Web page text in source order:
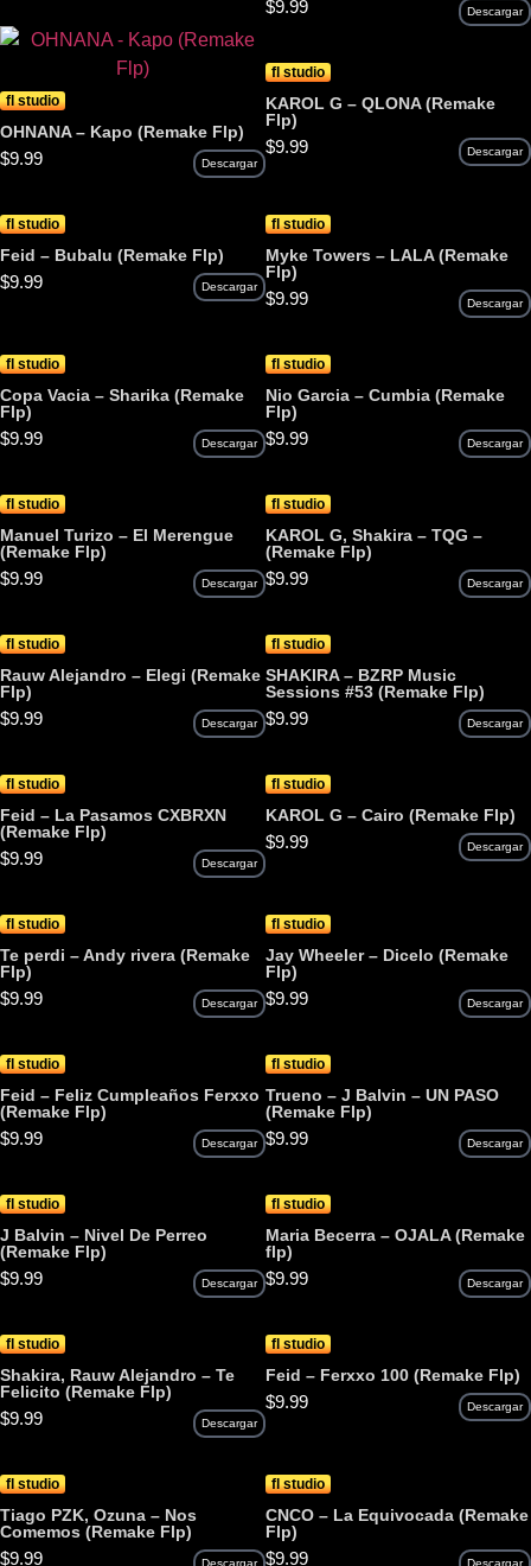
$9.99 Descargar
fl studio
OHNANA – Kapo (Remake Flp)
$9.99 Descargar
fl studio
KAROL G – QLONA (Remake
Flp)
$9.99 Descargar
fl studio
Feid – Bubalu (Remake Flp)
$9.99 Descargar
fl studio
Myke Towers – LALA (Remake
Flp)
$9.99 Descargar
fl studio
Copa Vacia – Sharika (Remake
Flp)
$9.99 Descargar
fl studio
Nio Garcia – Cumbia (Remake
Flp)
$9.99 Descargar
fl studio
Manuel Turizo – El Merengue
(Remake Flp)
$9.99 Descargar
fl studio
KAROL G, Shakira – TQG –
(Remake Flp)
$9.99 Descargar
fl studio
Rauw Alejandro – Elegi (Remake
Flp)
$9.99 Descargar
fl studio
SHAKIRA – BZRP Music
Sessions #53 (Remake Flp)
$9.99 Descargar
fl studio
Feid – La Pasamos CXBRXN
(Remake Flp)
$9.99 Descargar
fl studio
KAROL G – Cairo (Remake Flp)
$9.99 Descargar
fl studio
Te perdi – Andy rivera (Remake
Flp)
$9.99 Descargar
fl studio
Jay Wheeler – Dicelo (Remake
Flp)
$9.99 Descargar
fl studio
Feid – Feliz Cumpleaños Ferxxo
(Remake Flp)
$9.99 Descargar
fl studio
Trueno – J Balvin – UN PASO
(Remake Flp)
$9.99 Descargar
fl studio
J Balvin – Nivel De Perreo
(Remake Flp)
$9.99 Descargar
fl studio
Maria Becerra – OJALA (Remake
flp)
$9.99 Descargar
fl studio
Shakira, Rauw Alejandro – Te
Felicito (Remake Flp)
$9.99 Descargar
fl studio
Feid – Ferxxo 100 (Remake Flp)
$9.99 Descargar
fl studio
Tiago PZK, Ozuna – Nos
Comemos (Remake Flp)
$9.99
fl studio
CNCO – La Equivocada (Remake
Flp)
$9.99